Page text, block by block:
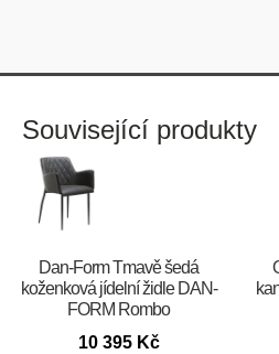
Související produkty
​​​​​Dan-Form Tmavě šedá
koženková jídelní židle DAN-
FORM Rombo
10 395 Kč